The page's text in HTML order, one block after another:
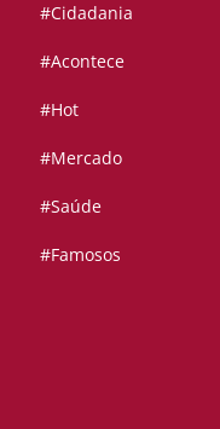
#Cidadania
#Acontece
#Hot
#Mercado
#Saúde
#Famosos